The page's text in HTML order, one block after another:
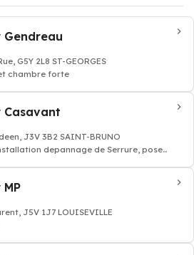
G5Y 2L8 ST-GEORGES
chambre forte
Casavant
J3V 3B2 SAINT-BRUNO
depannage de Serrure, pose
J5V 1J7 LOUISEVILLE